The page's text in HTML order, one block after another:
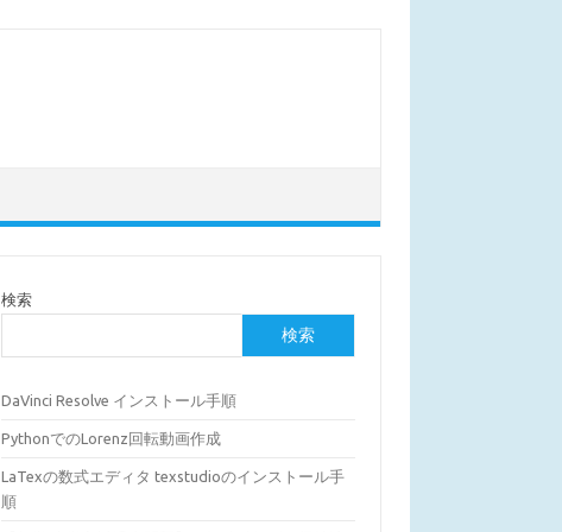
検索
検索
DaVinci Resolve インストール手順
PythonでのLorenz回転動画作成
LaTexの数式エディタ texstudioのインストール手
順